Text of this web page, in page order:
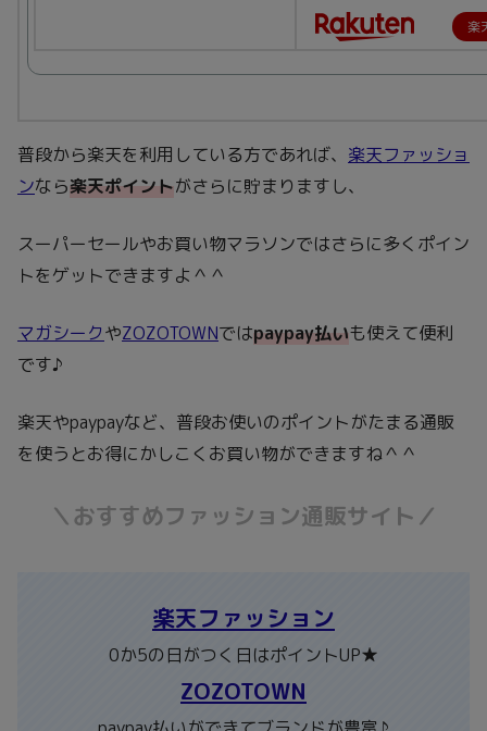
楽
普段から楽天を利用している方であれば、 楽天ファッショ
ンなら楽天ポイントがさらに貯まりますし、
スーパーセールやお買い物マラソンではさらに多くポイン
トをゲットできますよ＾＾
マガシークやZOZOTOWNではpaypay払いも使えて便利
です♪
楽天やpaypayなど、普段お使いのポイントがたまる通販
を使うとお得にかしこくお買い物ができますね＾＾
＼おすすめファッション通販サイト／
楽天ファッション
0か5の日がつく日はポイントUP★
ZOZOTOWN